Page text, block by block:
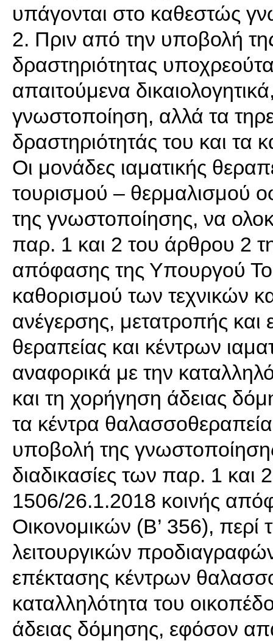
υπάγονται στο καθεστώς
2. Πριν από την υποβολή
δραστηριότητας
απαιτούμενα
γνωστοποίηση, αλλά τα
δραστηριότητάς του και τα
Οι μονάδες ιαματικής
τουρισμού – θερμαλισμού
της γνωστοποίησης, να
παρ. 1 και 2 του άρθρου 2
απόφασης της Υπουργού
καθορισμού των τεχνικών
ανέγερσης, μετατροπής και
θεραπείας και κέντρων
αναφορικά με την
και τη χορήγηση άδειας
τα κέντρα
υποβολή της
διαδικασίες των παρ. 1 και
1506/26.1.2018 κοινής
Οικονομικών (Β’ 356), περί
λειτουργικών
επέκτασης κέντρων
καταλληλότητα του
άδειας δόμησης, εφόσον